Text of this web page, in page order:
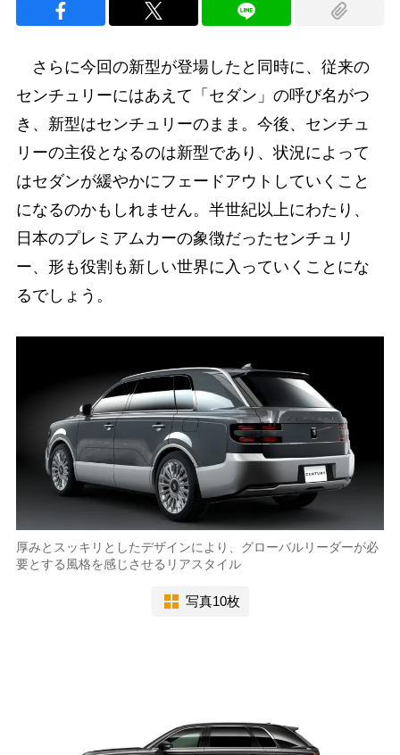
さらに今回の新型が登場したと同時に、従来の
センチュリーにはあえて「セダン」の呼び名がつ
き、新型はセンチュリーのまま。今後、センチュ
リーの主役となるのは新型であり、状況によって
はセダンが緩やかにフェードアウトしていくこと
になるのかもしれません。半世紀以上にわたり、
日本のプレミアムカーの象徴だったセンチュリ
ー、形も役割も新しい世界に入っていくことにな
るでしょう。
厚みとスッキリとしたデザインにより、グローバルリーダーが必
要とする風格を感じさせるリアスタイル
写真10枚